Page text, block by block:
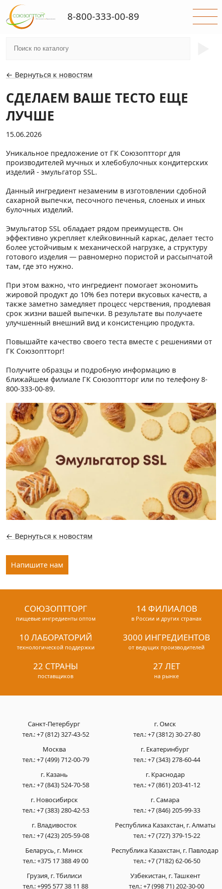
← Вернуться к новостям
СДЕЛАЕМ ВАШЕ ТЕСТО ЕЩЕ
ЛУЧШЕ
15.06.2026
Уникальное предложение от ГК Союзоптторг для
производителей мучных и хлебобулочных кондитерских
изделий - эмульгатор SSL.
Данный ингредиент незаменим в изготовлении сдобной
сахарной выпечки, песочного печенья, слоеных и иных
булочных изделий.
Эмульгатор SSL обладает рядом преимуществ. Он
эффективно укрепляет клейковинный каркас, делает тесто
более устойчивым к механической нагрузке, а структуру
готового изделия — равномерно пористой и рассыпчатой
там, где это нужно.
При этом важно, что ингредиент помогает экономить
жировой продукт до 10% без потери вкусовых качеств, а
также заметно замедляет процесс черствения, продлевая
срок жизни вашей выпечки. В результате вы получаете
улучшенный внешний вид и консистенцию продукта.
Повышайте качество своего теста вместе с решениями от
ГК Союзоптторг!
Получите образцы и подробную информацию в
ближайшем филиале ГК Союзоптторг или по телефону 8-
800-333-00-89.
← Вернуться к новостям
Напишите нам
СОЮЗОПТТОРГ
пищевые ингредиенты оптом
14 ФИЛИАЛОВ
в России и других странах
10 ЛАБОРАТОРИЙ
технологической поддержки
3000 ИНГРЕДИЕНТОВ
от ведущих производителей
22 СТРАНЫ
поставщиков
27 ЛЕТ
на рынке
Санкт-Петербург
тел.:+7 (812) 327-43-52
Москва
тел.:+7 (499) 712-00-79
г. Казань
тел.:+7 (843) 524-70-58
г. Новосибирск
тел.:+7 (383) 280-42-53
г. Омск
тел.:+7 (3812) 30-27-80
г. Екатеринбург
тел.:+7 (343) 278-60-44
г. Краснодар
тел.:+7 (861) 203-41-12
г. Самара
тел.:+7 (846) 205-99-33
г. Владивосток
тел.:+7 (423) 205-59-08
Беларусь, г. Минск
тел.:+375 17 388 49 00
Грузия, г. Тбилиси
тел.:+995 577 38 11 88
Республика Казахстан, г. Алматы
тел.:+7 (727) 379-15-22
Республика Казахстан, г. Павлодар
тел.:+7 (7182) 62-06-50
Узбекистан, г. Ташкент
тел.:+7 (998 71) 202-30-00
8-800-333-00-89